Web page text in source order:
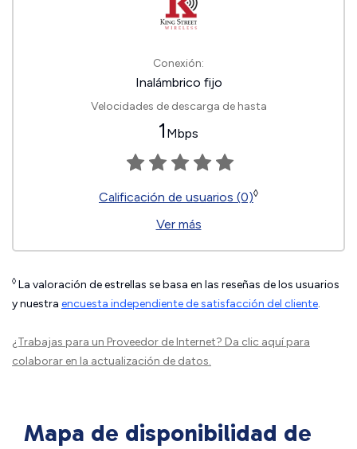
Conexión:
Inalámbrico fijo
Velocidades de descarga de hasta
1 Mbps
Calificación de usuarios (0)◊
Ver más
◊ La valoración de estrellas se basa en las reseñas de los usuarios
y nuestra encuesta independiente de satisfacción del cliente.
¿Trabajas para un Proveedor de Internet? Da clic aquípara
colaborar en la actualización de datos.
Mapa de disponibilidad de